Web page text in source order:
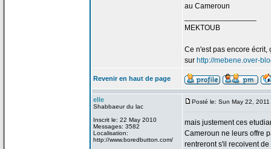
au Cameroun
MEKTOUB
Ce n'est pas encore écrit,
sur http://mebene.over-
Revenir en haut de page
elle
Shabbaeur du lac
Inscrit le: 22 May 2010
Messages: 3582
Localisation:
http://www.boredbutton.com/
Posté le: Sun May 22,
mais justement ces
Cameroun ne leurs offre
rentreront s'il recoivent de